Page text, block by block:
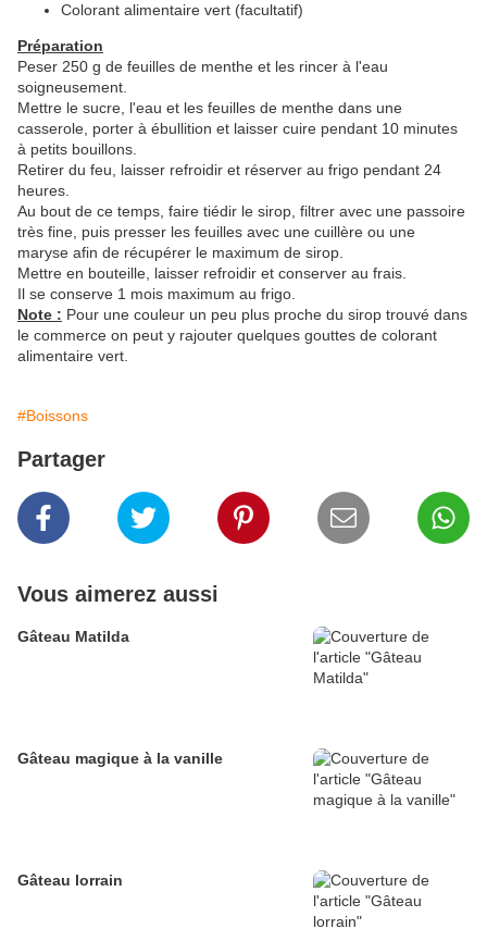
Colorant alimentaire vert (facultatif)
Préparation
Peser 250 g de feuilles de menthe et les rincer à l'eau
soigneusement.
Mettre le sucre, l'eau et les feuilles de menthe dans une
casserole, porter à ébullition et laisser cuire pendant 10 minutes
à petits bouillons.
Retirer du feu, laisser refroidir et réserver au frigo pendant 24
heures.
Au bout de ce temps, faire tiédir le sirop, filtrer avec une passoire
très fine, puis presser les feuilles avec une cuillère ou une
maryse afin de récupérer le maximum de sirop.
Mettre en bouteille, laisser refroidir et conserver au frais.
Il se conserve 1 mois maximum au frigo.
Note : Pour une couleur un peu plus proche du sirop trouvé dans
le commerce on peut y rajouter quelques gouttes de colorant
alimentaire vert.
#Boissons
Partager
Vous aimerez aussi
Gâteau Matilda
Gâteau magique à la vanille
Gâteau lorrain